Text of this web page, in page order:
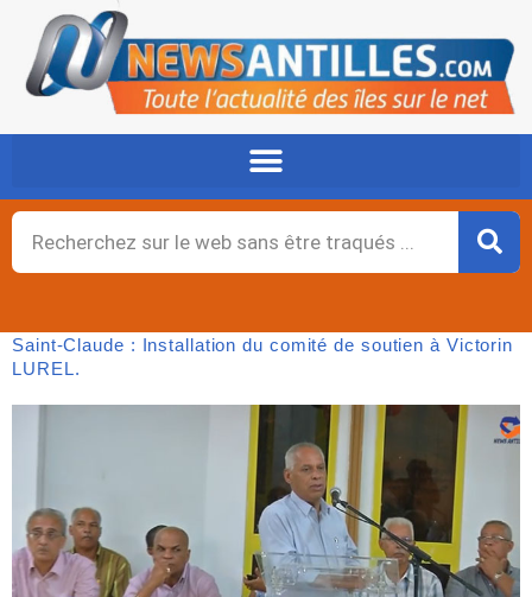
contenu
Rechercher
Saint-Claude : Installation du comité de soutien à Victorin
LUREL.